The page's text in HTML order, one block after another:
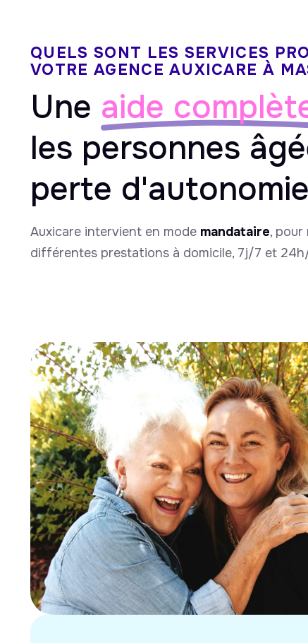
QUELS SONT LES SERVICES
VOTRE AGENCE AUXICARE À
Une aide
les personnes
perte d'autonomie
Auxicare intervient en mode mandataire, pour
différentes prestations à domicile, 7j/7 et